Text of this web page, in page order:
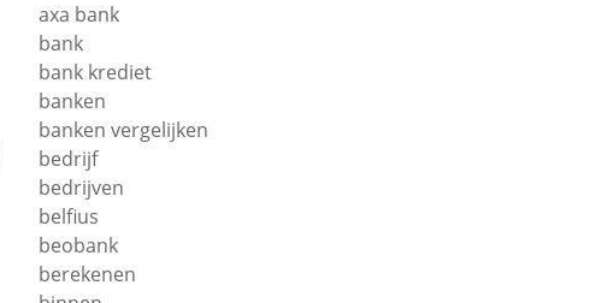
axa bank
bank
bank krediet
banken
banken vergelijken
bedrijf
bedrijven
belfius
beobank
berekenen